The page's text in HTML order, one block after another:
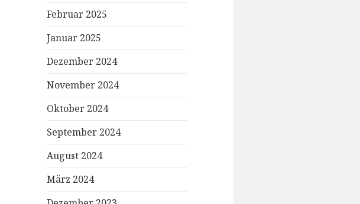
Februar 2025
Januar 2025
Dezember 2024
November 2024
Oktober 2024
September 2024
August 2024
März 2024